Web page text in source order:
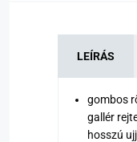
LEÍRÁS
gombos
gallér
hosszú